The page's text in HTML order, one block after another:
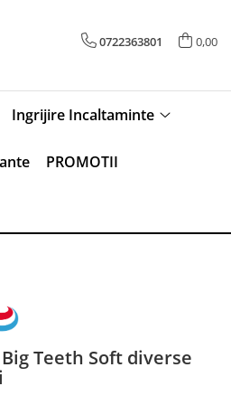
0722363801 0,00
Ingrijire Incaltaminte
PROMOTII
Teeth Soft diverse